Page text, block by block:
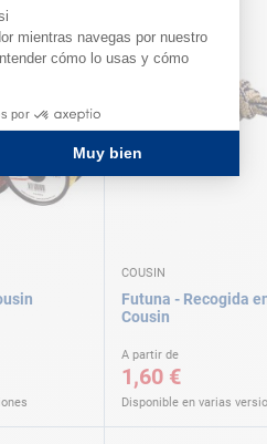
COUSIN
Futuna - Recogida
Cousin
A partir de
1,60 €
Disponible en varias